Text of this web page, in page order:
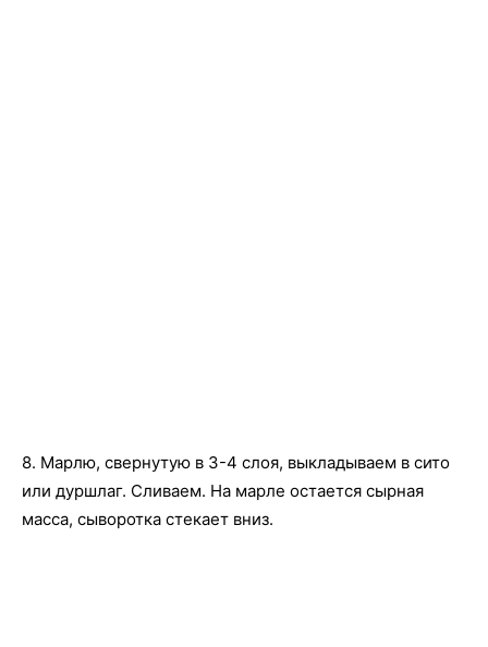
8. Марлю, свернутую в 3-4 слоя, выкладываем в сито
или дуршлаг. Сливаем. На марле остается сырная
масса, сыворотка стекает вниз.